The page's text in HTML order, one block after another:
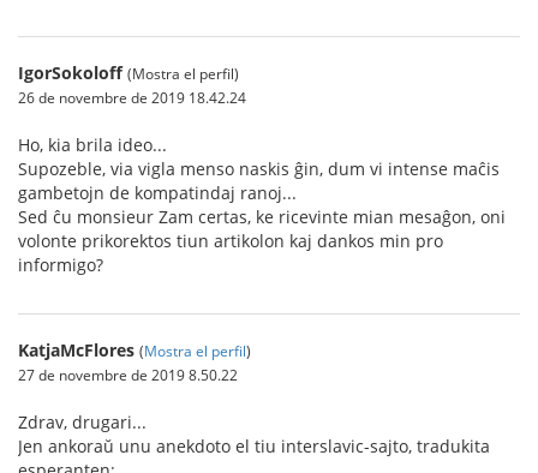
IgorSokoloff (Mostra el perfil)
26 de novembre de 2019 18.42.24
Ho, kia brila ideo...
Supozeble, via vigla menso naskis ĝin, dum vi intense maĉis
gambetojn de kompatindaj ranoj...
Sed ĉu monsieur Zam certas, ke ricevinte mian mesaĝon, oni
volonte prikorektos tiun artikolon kaj dankos min pro
informigo?
KatjaMcFlores (Mostra el perfil)
27 de novembre de 2019 8.50.22
Zdrav, drugari...
Jen ankoraŭ unu anekdoto el tiu interslavic-sajto, tradukita